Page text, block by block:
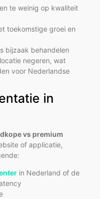
te weinig op kwaliteit
toekomstige groei en
bijzaak behandelen
negeren, wat
voor Nederlandse
in
vs premium
of applicatie,
in Nederland of de